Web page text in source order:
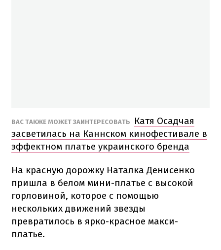
ВАС ТАКЖЕ МОЖЕТ ЗАИНТЕРЕСОВАТЬ
Катя Осадчая
засветилась на Каннском кинофестивале в
эффектном платье украинского бренда
На красную дорожку Наталка Денисенко
пришла в белом мини-платье с высокой
горловиной, которое с помощью
нескольких движений звезды
превратилось в ярко-красное макси-
платье.